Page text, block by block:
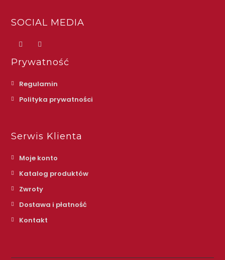
SOCIAL MEDIA
Prywatność
Regulamin
Polityka prywatności
Serwis Klienta
Moje konto
Katalog produktów
Zwroty
Dostawa i płatność
Kontakt